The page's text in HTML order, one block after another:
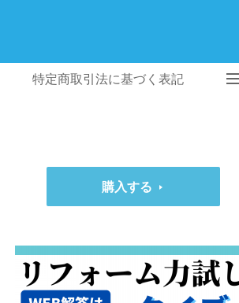
特定商取引法に基づく表記
購入する